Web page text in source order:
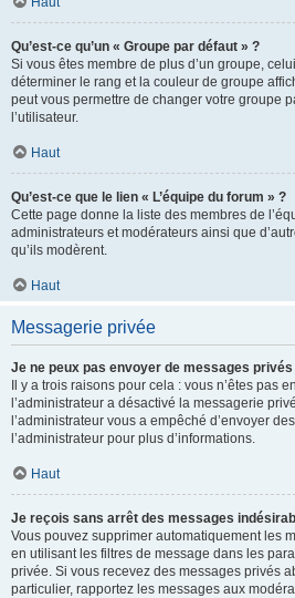
Qu’est-ce qu’un « Groupe par défaut » ?
Si vous êtes membre de plus d’un groupe,
déterminer le rang et la couleur de groupe
peut vous permettre de changer votre groupe
l’utilisateur.
Haut
Qu’est-ce que le lien « L’équipe du forum » ?
Cette page donne la liste des membres de
administrateurs et modérateurs ainsi que
qu’ils modèrent.
Haut
Messagerie privée
Je ne peux pas envoyer de messages privés
Il y a trois raisons pour cela : vous n’êtes pas
l’administrateur a désactivé la messagerie
l’administrateur vous a empêché d’envoyer
l’administrateur pour plus d’informations.
Haut
Je reçois sans arrêt des messages
Vous pouvez supprimer automatiquement les
en utilisant les filtres de message dans les
privée. Si vous recevez des messages privés
particulier, rapportez les messages aux